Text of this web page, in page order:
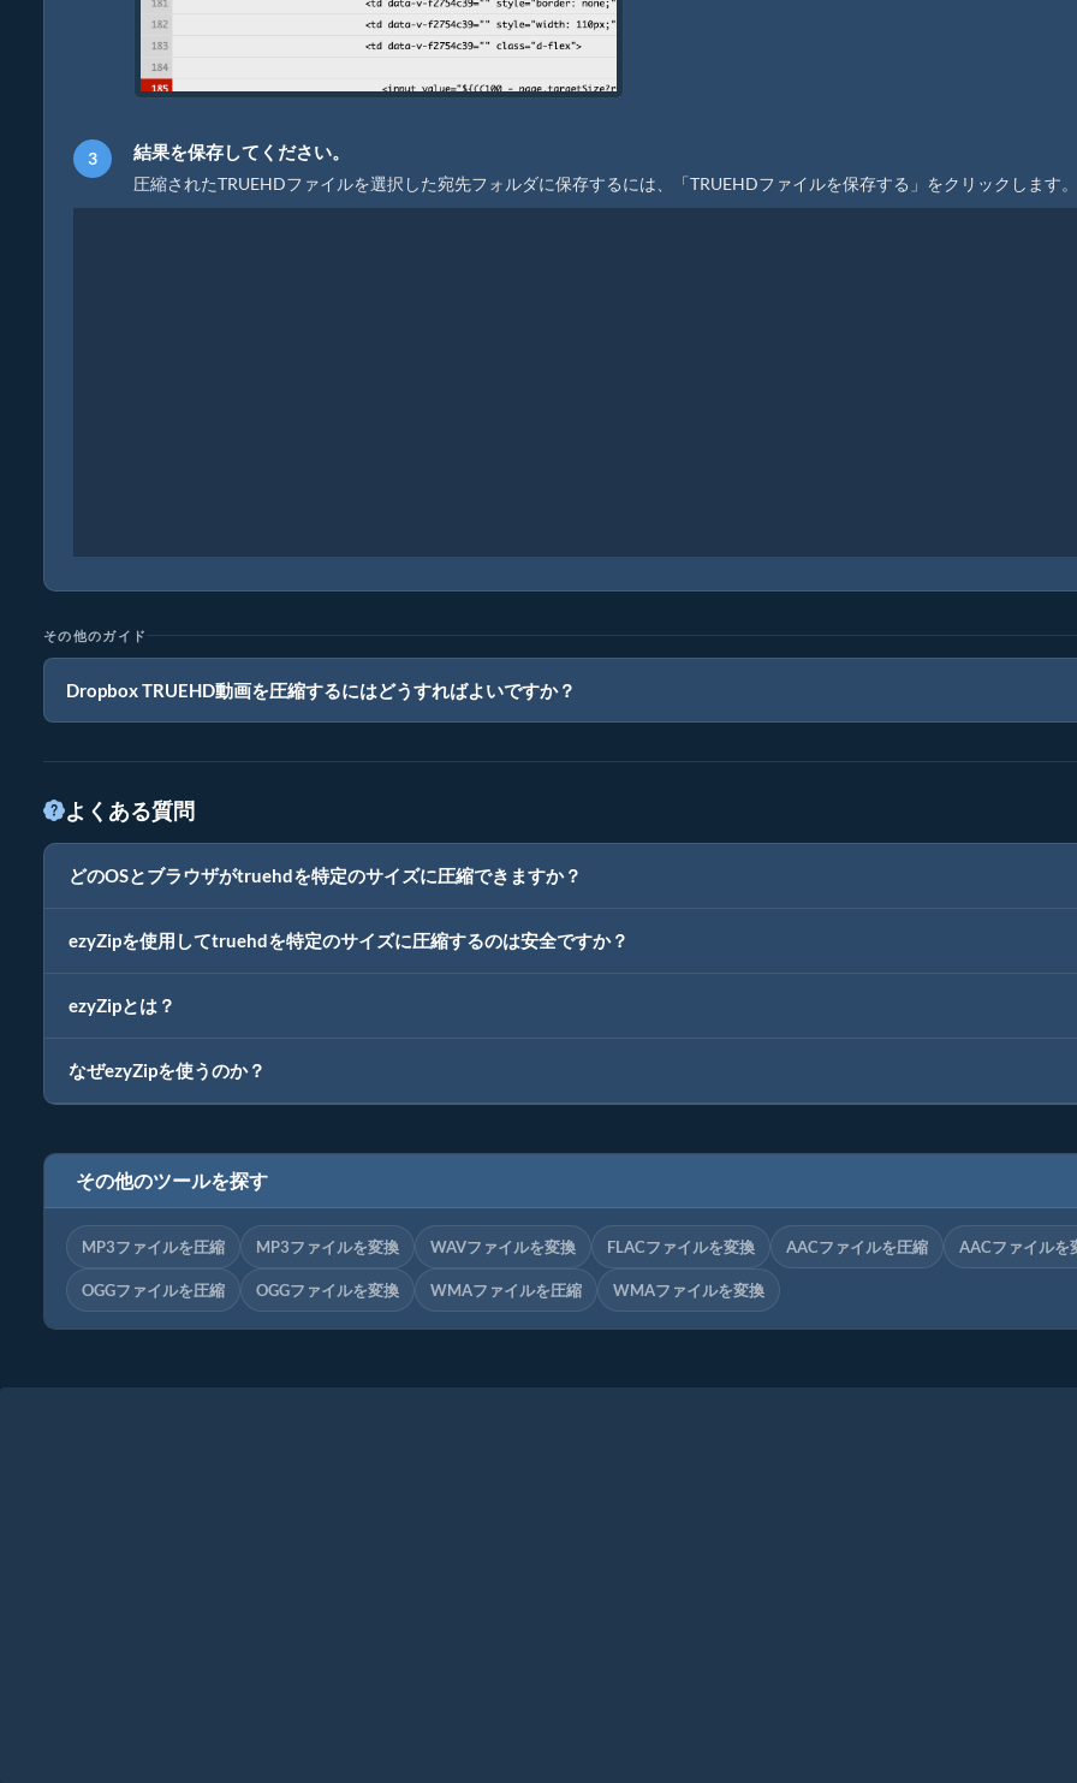
結果を保存してください。
圧縮されたTRUEHDファイルを選択した宛先フォルダに保存するには、「TRUEHDファイルを保存する」をクリックします。
その他のガイド
Dropbox TRUEHD動画を圧縮するにはどうすればよいですか？
よくある質問
どのOSとブラウザがtruehdを特定のサイズに圧縮できますか？
ezyZipを使用してtruehdを特定のサイズに圧縮するのは安全ですか？
ezyZipとは？
なぜezyZipを使うのか？
その他のツールを探す
MP3ファイルを圧縮 MP3ファイルを変換 WAVファイルを変換 FLACファイルを変換 AACファイルを圧縮 AACファイルを
OGGファイルを圧縮 OGGファイルを変換 WMAファイルを圧縮 WMAファイルを変換